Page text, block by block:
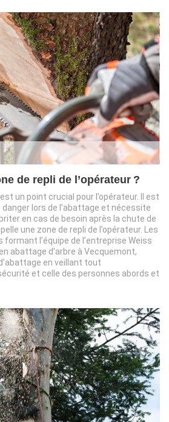
de repli de l’opérateur ?
un point crucial pour l’opérateur. Il est
lors de l’abattage et nécessite
en cas de besoin après la chute de
une zone de repli de l’opérateur. Les
l’équipe de l’entreprise Weiss
abattage d’arbre à Vecquemont,
en veillant tout
et celle des personnes abords et